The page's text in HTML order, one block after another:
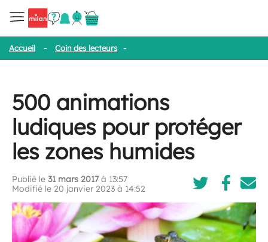
Accueil - Coin des lecteurs -
500 animations
ludiques pour protéger
les zones humides
Publié le 31 mars 2017 à 13:57
Modifié le 20 janvier 2023 à 14:52